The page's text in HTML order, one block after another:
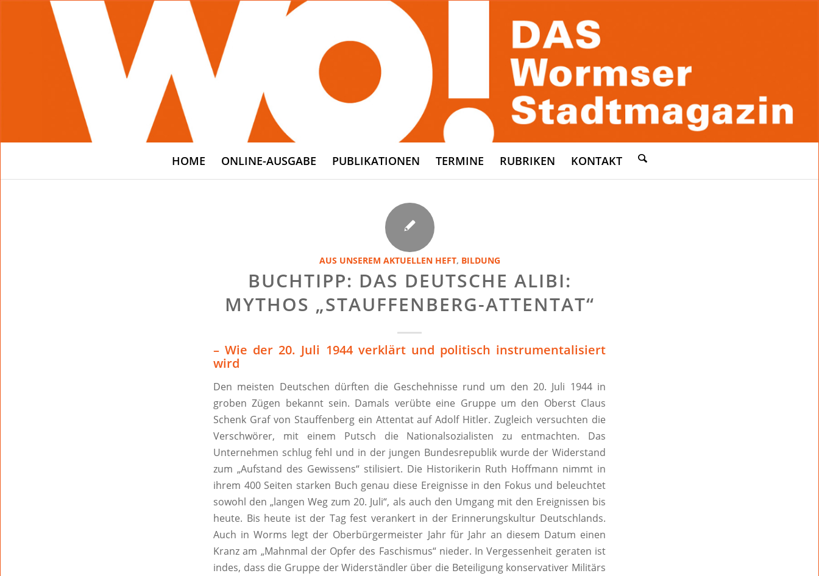
HOME ONLINE-AUSGABE PUBLIKATIONEN TERMINE RUBRIKEN KONTAKT
AUS UNSEREM AKTUELLEN HEFT, BILDUNG
BUCHTIPP: DAS DEUTSCHE ALIBI:
MYTHOS „STAUFFENBERG-ATTENTAT“
– Wie der 20. Juli 1944 verklärt und politisch instrumentalisiert
wird
Den meisten Deutschen dürften die Geschehnisse rund um den 20. Juli 1944 in
groben Zügen bekannt sein. Damals verübte eine Gruppe um den Oberst Claus
Schenk Graf von Stauffenberg ein Attentat auf Adolf Hitler. Zugleich versuchten die
Verschwörer, mit einem Putsch die Nationalsozialisten zu entmachten. Das
Unternehmen schlug fehl und in der jungen Bundesrepublik wurde der Widerstand
zum „Aufstand des Gewissens“ stilisiert. Die Historikerin Ruth Hoffmann nimmt in
ihrem 400 Seiten starken Buch genau diese Ereignisse in den Fokus und beleuchtet
sowohl den „langen Weg zum 20. Juli“, als auch den Umgang mit den Ereignissen bis
heute. Bis heute ist der Tag fest verankert in der Erinnerungskultur Deutschlands.
Auch in Worms legt der Oberbürgermeister Jahr für Jahr an diesem Datum einen
Kranz am „Mahnmal der Opfer des Faschismus“ nieder. In Vergessenheit geraten ist
indes, dass die Gruppe der Widerständler über die Beteiligung konservativer Militärs